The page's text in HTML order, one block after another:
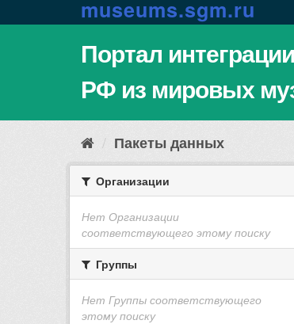
museums.sgm.ru
Портал
РФ из мировых
Пакеты данных
Организации
Нет Организации
соответствующего этому поиску
Группы
Нет Группы соответствующего
этому поиску